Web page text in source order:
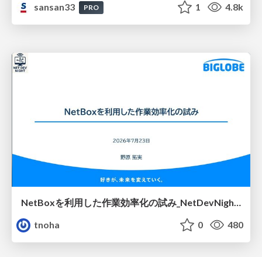
sansan33
PRO 1 4.8k
NetBoxを利用した作業効率化の試み_NetDevNight4
tnoha
0 480